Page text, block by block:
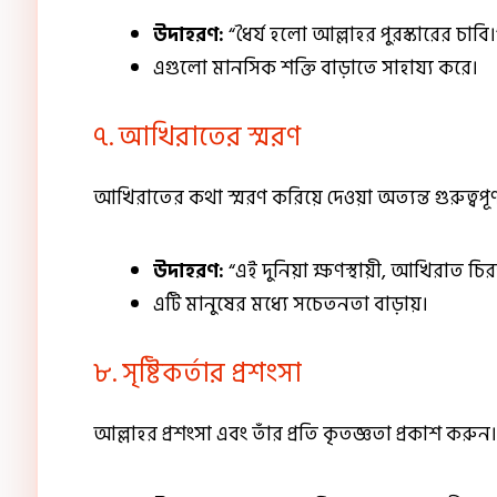
উদাহরণ:“ধৈর্য হলো আল্লাহর পুরস্কারের
এগুলো মানসিক শক্তি বাড়াতে সাহায্য করে।
৭. আখিরাতের স্মরণ
আখিরাতের কথা স্মরণ করিয়ে দেওয়া অত্যন্ত
উদাহরণ:“এই দুনিয়া ক্ষণস্থায়ী, আখিরাত
এটি মানুষের মধ্যে সচেতনতা বাড়ায়।
৮. সৃষ্টিকর্তার প্রশংসা
আল্লাহর প্রশংসা এবং তাঁর প্রতি কৃতজ্ঞতা প্রকাশ করুন।